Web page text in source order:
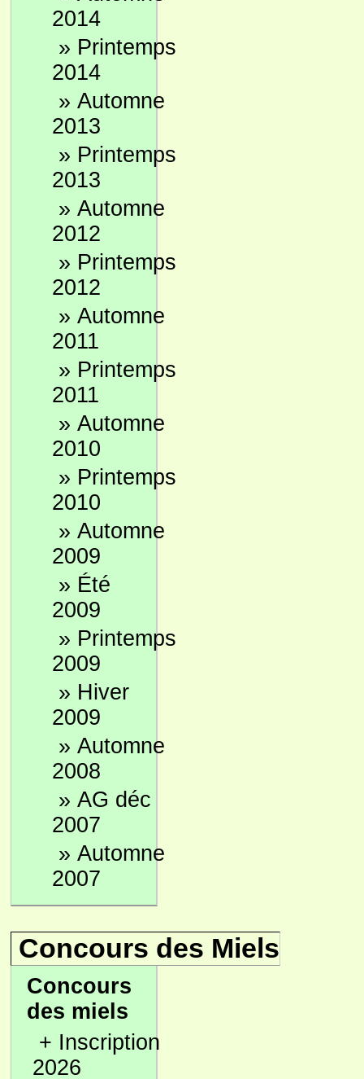
2014
» Printemps
2014
» Automne
2013
» Printemps
2013
» Automne
2012
» Printemps
2012
» Automne
2011
» Printemps
2011
» Automne
2010
» Printemps
2010
» Automne
2009
» Été
2009
» Printemps
2009
» Hiver
2009
» Automne
2008
» AG déc
2007
» Automne
2007
Concours des Miels
Concours
des miels
+ Inscription
2026